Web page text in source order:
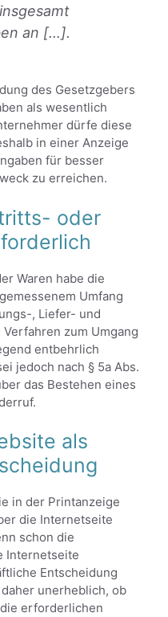
an […].
des Gesetzgebers
als wesentlich
dürfe diese
in einer Anzeige
für besser
zu erreichen.
oder
Waren habe die
Umfang
, Liefer- und
zum Umgang
entbehrlich
jedoch nach § 5a Abs.
das Bestehen eines
als
in der Printanzeige
die Internetseite
schon die
Internetseite
Entscheidung
daher unerheblich, ob
erforderlichen